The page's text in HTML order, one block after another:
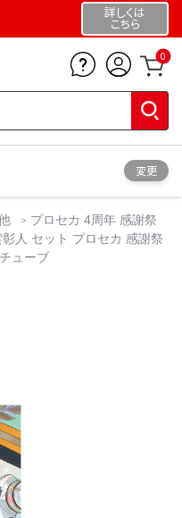
詳しくは
こちら
0
変更
プロセカ 4周年 感謝祭
人 セット プロセカ 感謝祭
ューブ